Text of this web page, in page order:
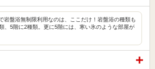
岩盤浴無制限利用なのは、ここだけ！岩盤浴の種類も
、5階に2種類。更に5階には、寒い氷のような部屋が